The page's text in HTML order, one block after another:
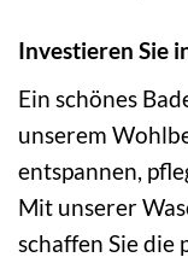
Investieren Sie
Ein schönes
unserem
entspannen,
Mit unserer
schaffen Sie die